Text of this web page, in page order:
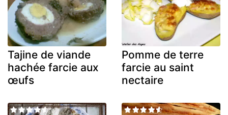
Tajine de viande
hachée farcie aux
œufs
Pomme de terre
farcie au saint
nectaire